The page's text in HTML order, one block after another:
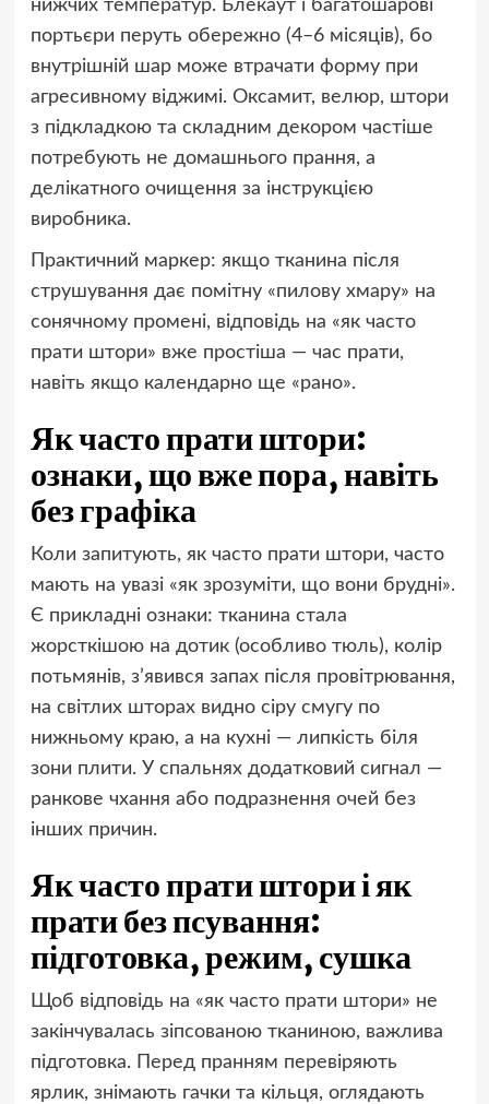
нижчих температур. Блекаут і багатошарові
портьєри перуть обережно (4–6 місяців), бо
внутрішній шар може втрачати форму при
агресивному віджимі. Оксамит, велюр, штори
з підкладкою та складним декором частіше
потребують не домашнього прання, а
делікатного очищення за інструкцією
виробника.
Практичний маркер: якщо тканина після
струшування дає помітну «пилову хмару» на
сонячному промені, відповідь на «як часто
прати штори» вже простіша — час прати,
навіть якщо календарно ще «рано».
Як часто прати штори:
ознаки, що вже пора, навіть
без графіка
Коли запитують, як часто прати штори, часто
мають на увазі «як зрозуміти, що вони брудні».
Є прикладні ознаки: тканина стала
жорсткішою на дотик (особливо тюль), колір
потьмянів, з’явився запах після провітрювання,
на світлих шторах видно сіру смугу по
нижньому краю, а на кухні — липкість біля
зони плити. У спальнях додатковий сигнал —
ранкове чхання або подразнення очей без
інших причин.
Як часто прати штори і як
прати без псування:
підготовка, режим, сушка
Щоб відповідь на «як часто прати штори» не
закінчувалась зіпсованою тканиною, важлива
підготовка. Перед пранням перевіряють
ярлик, знімають гачки та кільця, оглядають